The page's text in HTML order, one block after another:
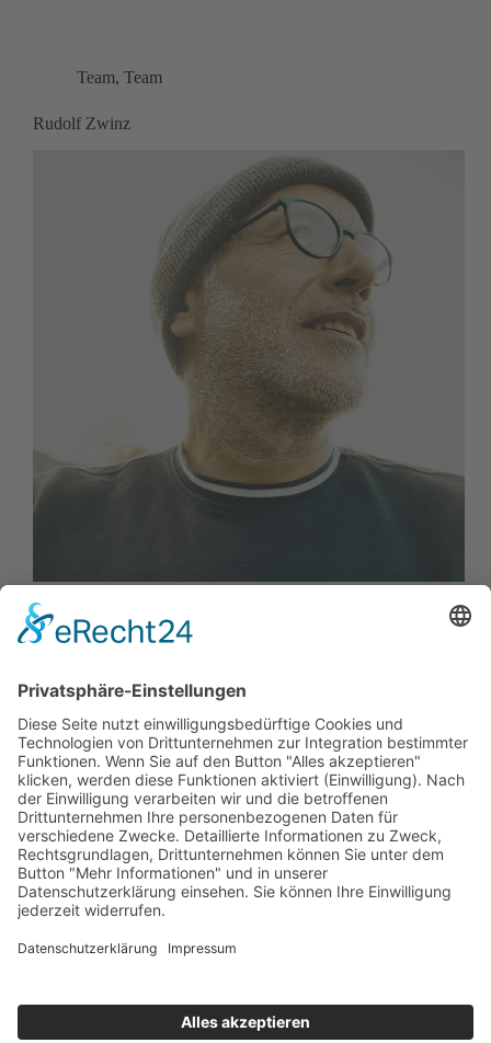
Team, Team
Rudolf Zwinz
Geschäftsinhaber | Schreinermeister | Raumkurator
r.zwinz@zwinz.de geboren 1964 in Stuttgart,
verheiratet, 2 Kinder Rudolf Zwinz ist Gründer,
wirken – nicht nur funktional, sondern im tieferen
Monika Kurfeß
17. Juni 2014
Starten wir Ihr Projekt
Jetzt Anfrage schicken.